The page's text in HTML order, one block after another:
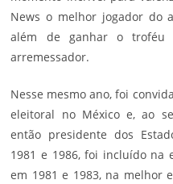
News o melhor jogador do
além de ganhar o troféu
arremessador.
Nesse mesmo ano, foi
eleitoral no México e, ao
então presidente dos
1981 e 1986, foi incluído na
em 1981 e 1983, na melhor